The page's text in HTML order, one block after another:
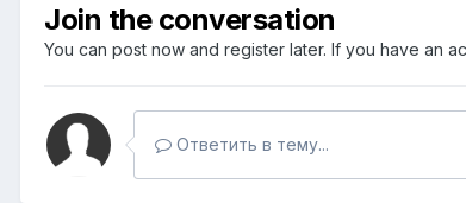
Join the conversation
You can post now and register later. If you have an
Ответить в тему...